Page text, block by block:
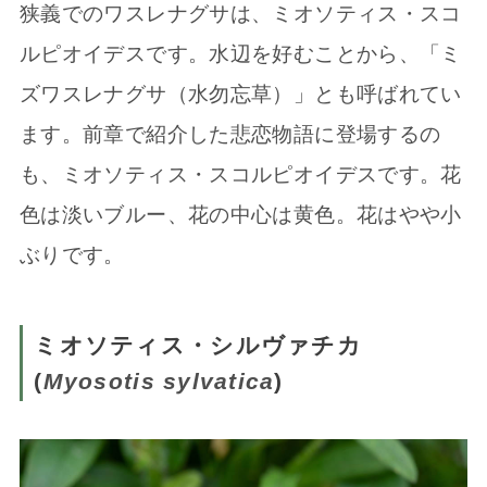
狭義でのワスレナグサは、ミオソティス・スコ
ルピオイデスです。水辺を好むことから、「ミ
ズワスレナグサ（水勿忘草）」とも呼ばれてい
ます。前章で紹介した悲恋物語に登場するの
も、ミオソティス・スコルピオイデスです。花
色は淡いブルー、花の中心は黄色。花はやや小
ぶりです。
ミオソティス・シルヴァチカ
(Myosotis sylvatica)